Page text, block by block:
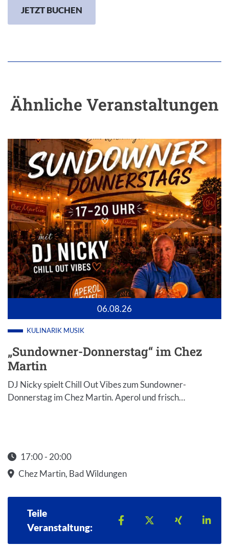
JETZT BUCHEN
Ähnliche Veranstaltungen
06.08.26
KULINARIK MUSIK
„Sundowner-Donnerstag“ im Chez
Martin
DJ Nicky spielt Chill Out Vibes zum Sundowner-
Donnerstag im Chez Martin. Aperol und frisch…
17:00 - 20:00
Startzeit: 17:00
Chez Martin, Bad Wildungen
Teile
Veranstaltung:
Teilen auf Facebook
Teilen auf X
Teilen auf